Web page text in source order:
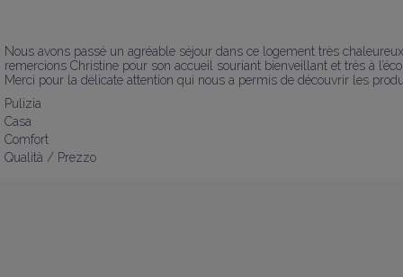
Nous avons passé un agréable séjour dans ce logement très
remercions Christine pour son accueil souriant bienveillant et très à
Merci pour la délicate attention qui nous a permis de découvrir les
Pulizia
Casa
Comfort
Qualità / Prezzo